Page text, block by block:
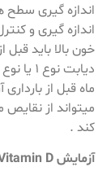
اندازه گیری و
خون بالا باید قبل
میتواند از
کند .
آزمایش Vitamin D